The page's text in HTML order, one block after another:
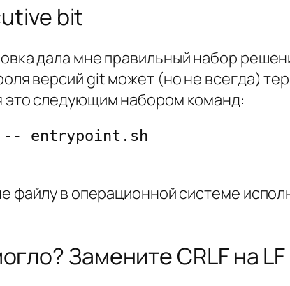
bit
дала мне правильный набор
версий git может (но не всегда)
это следующим набором команд:
-- entrypoint.sh
файлу в операционной системе
Замените CRLF на LF